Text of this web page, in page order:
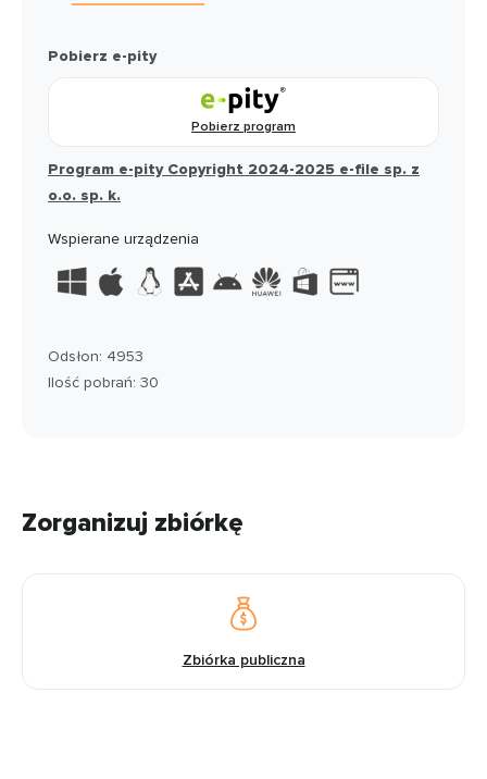
Pobierz e-pity
Pobierz program
Program e-pity Copyright 2024-2025 e-file sp. z
o.o. sp. k.
Wspierane urządzenia
Odsłon: 4953
Ilość pobrań: 30
Zorganizuj zbiórkę
Zbiórka publiczna